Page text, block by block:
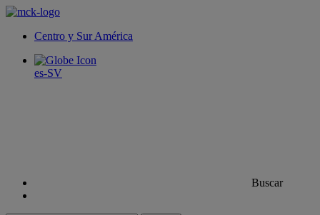
Centro y Sur América
es-SV
Buscar